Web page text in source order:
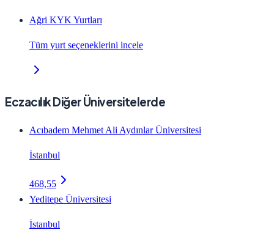
Ağri KYK Yurtları
Tüm yurt seçeneklerini incele
Eczacılık Diğer Üniversitelerde
Acıbadem Mehmet Ali Aydınlar Üniversitesi
İstanbul
468,55
Yeditepe Üniversitesi
İstanbul